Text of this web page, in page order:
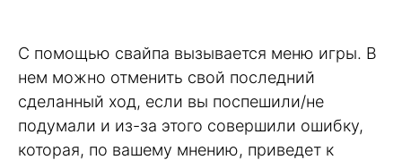
С помощью свайпа вызывается меню игры. В
нем можно отменить свой последний
сделанный ход, если вы поспешили/не
подумали и из-за этого совершили ошибку,
которая, по вашему мнению, приведет к